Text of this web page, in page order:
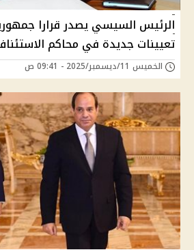
الرئيس السيسي يصدر قرارا
تعيينات جديدة في محاكم
الخميس 11/ديسمبر/2025 - 09:41 ص